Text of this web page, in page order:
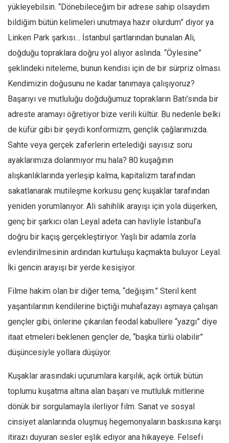
Selçuk Türkyılmaz
Mehmet Ali Tekin
Abir E. Nahas
Amina S. Jenenkovic
Bağdagül Öz
Esra Elönü
» Yazar arşivi
Bu Sayı
Tüm Sayılar
Kategoriler
Kültür Sanat
Kitap
Karisi kitap sualleri
Ekonomi
Spor
Hayat
Türkiye
Avrupa
yükleyebilsin. “Dönebileceğim bir adrese sahip olsaydım
bildiğim bütün kelimeleri unutmaya hazır olurdum” diyor ya
Linken Park şarkısı… İstanbul şartlarından bunalan Ali,
doğduğu topraklara doğru yol alıyor aslında. “Öylesine”
şeklindeki niteleme, bunun kendisi için de bir sürpriz olması.
Kendimizin doğusunu ne kadar tanımaya çalışıyoruz?
Başarıyı ve mutluluğu doğduğumuz toprakların Batı’sında bir
adreste aramayı öğretiyor bize verili kültür. Bu nedenle belki
de küfür gibi bir şeydi konformizm, gençlik çağlarımızda.
Sahte veya gerçek zaferlerin ertelediği sayısız soru
ayaklarımıza dolanmıyor mu hala? 80 kuşağının
alışkanlıklarında yerleşip kalma, kapitalizm tarafından
sakatlanarak mutileşme korkusu genç kuşaklar tarafından
yeniden yorumlanıyor. Ali sahihlik arayışı için yola düşerken,
genç bir şarkıcı olan Leyal adeta can havliyle İstanbul’a
doğru bir kaçış gerçekleştiriyor. Yaşlı bir adamla zorla
evlendirilmesinin ardından kurtuluşu kaçmakta buluyor Leyal.
İki gencin arayışı bir yerde kesişiyor.
Filme hakim olan bir diğer tema, “değişim.” Steril kent
yaşantılarının kendilerine biçtiği muhafazayı aşmaya çalışan
gençler gibi, önlerine çıkarılan feodal kabullere “yazgı” diye
itaat etmeleri beklenen gençler de, “başka türlü olabilir”
düşüncesiyle yollara düşüyor.
Kuşaklar arasındaki uçurumlara karşılık, açık örtük bütün
toplumu kuşatma altına alan başarı ve mutluluk mitlerine
dönük bir sorgulamayla ilerliyor film. Sanat ve sosyal
cinsiyet alanlarında oluşmuş hegemonyaların baskısına karşı
itirazı duyuran sesler eşlik ediyor ana hikayeye. Felsefi